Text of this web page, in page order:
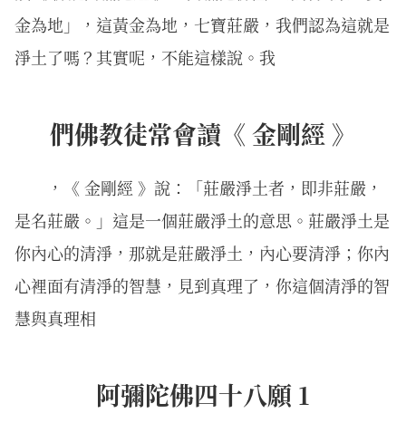
金為地」，這黃金為地，七寶莊嚴，我們認為這就是
淨土了嗎？其實呢，不能這樣說。我
們佛教徒常會讀《 金剛經 》
，《 金剛經 》說：「莊嚴淨土者，即非莊嚴，
是名莊嚴。」這是一個莊嚴淨土的意思。莊嚴淨土是
你內心的清淨，那就是莊嚴淨土，內心要清淨；你內
心裡面有清淨的智慧，見到真理了，你這個清淨的智
慧與真理相
阿彌陀佛四十八願 1